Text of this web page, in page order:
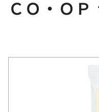
ＣＯ・Ｏ